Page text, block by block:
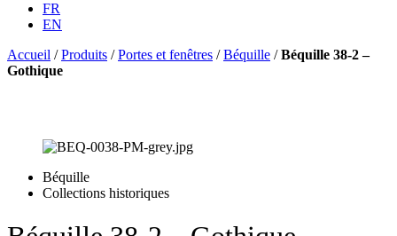
FR
EN
Accueil /Produits /Portes et fenêtres /Béquille /Béquille 38-2 –
Gothique
Béquille
Collections historiques